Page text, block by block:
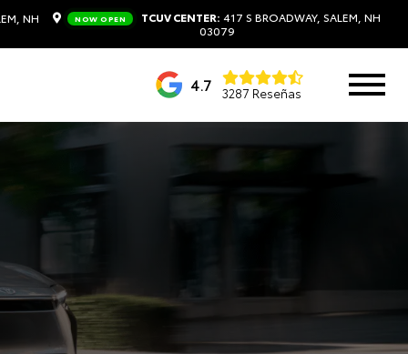
NH NOW OPEN TCUV CENTER: 417 S BROADWAY, SALEM, NH
03079
4.7 3287 Reseñas